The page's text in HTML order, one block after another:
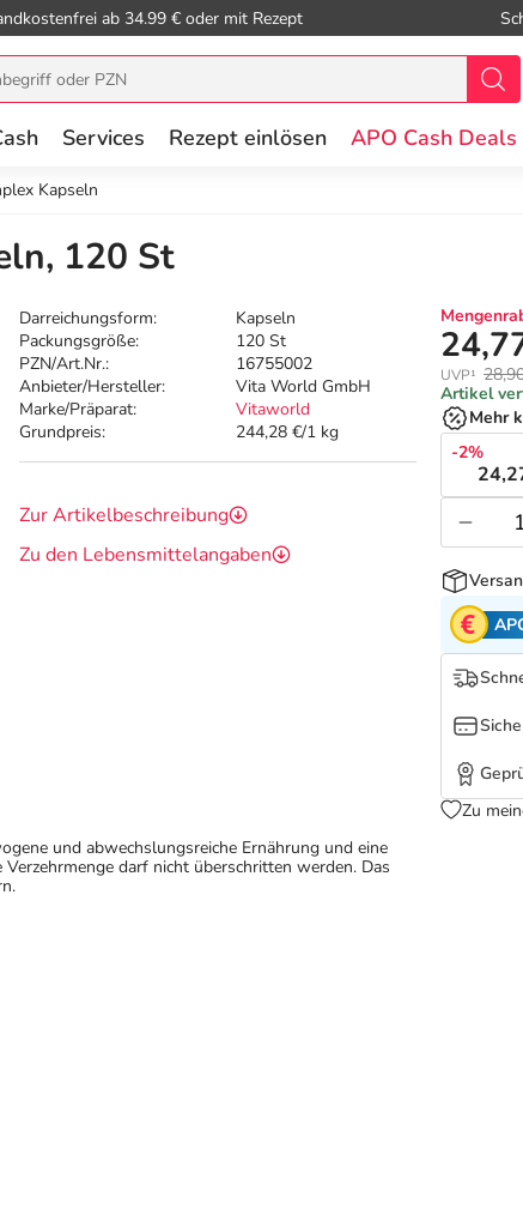
ab 34.99 € oder mit Rezept
Services Rezept einlösen APO Cash Deals
Kapseln
120 St
Darreichungsform:
Kapseln
Packungsgröße:
120 St
PZN/Art.Nr.:
16755002
Anbieter/Hersteller:
Vita World GmbH
Marke/Präparat:
Vitaworld
Grundpreis:
244,28 €/1 kg
Zur Artikelbeschreibung
Zu den Lebensmittelangaben
UVP¹
Artikel
Mehr
-2%
Zu
und abwechslungsreiche Ernährung und eine
darf nicht überschritten werden. Das